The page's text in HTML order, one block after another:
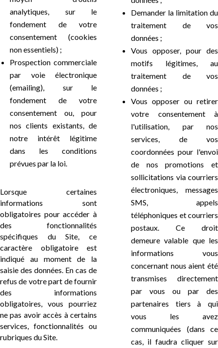
analytiques, sur le
fondement de votre
consentement (cookies
non essentiels) ;
Prospection commerciale
par voie électronique
(emailing), sur le
fondement de votre
consentement ou, pour
nos clients existants, de
notre intérêt légitime
dans les conditions
prévues par la loi.
Lorsque certaines
informations sont
obligatoires pour accéder à
des fonctionnalités
spécifiques du Site, ce
caractère obligatoire est
indiqué au moment de la
saisie des données. En cas de
refus de votre part de fournir
des informations
obligatoires, vous pourriez
ne pas avoir accès à certains
services, fonctionnalités ou
rubriques du Site.
Demander la limitation du
traitement de vos
données ;
Vous opposer, pour des
motifs légitimes, au
traitement de vos
données ;
Vous opposer ou retirer
votre consentement à
l'utilisation, par nos
services, de vos
coordonnées pour l'envoi
de nos promotions et
sollicitations via courriers
électroniques, messages
SMS, appels
téléphoniques et courriers
postaux. Ce droit
demeure valable que les
informations vous
concernant nous aient été
transmises directement
par vous ou par des
partenaires tiers à qui
vous les avez
communiquées (dans ce
cas, il faudra cliquer sur